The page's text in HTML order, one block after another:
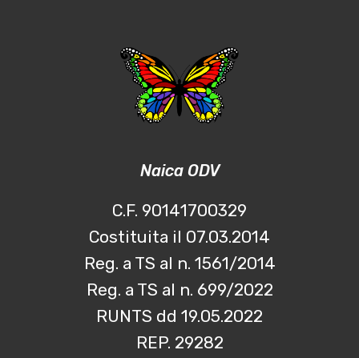
Naica ODV
C.F. 90141700329
Costituita il 07.03.2014
Reg. a TS al n. 1561/2014
Reg. a TS al n. 699/2022
RUNTS dd 19.05.2022
REP. 29282